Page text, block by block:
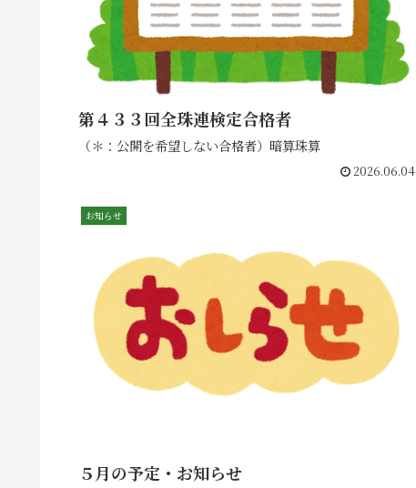
第４３３回全珠連検定合格者
（＊：公開を希望しない合格者）暗算珠算
2026.06.04
お知らせ
５月の予定・お知らせ